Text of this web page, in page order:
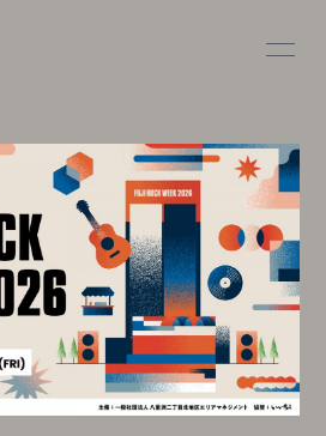
PROFILE
DISCOGRAPHY
CONTACT
MOVIE
PHOTO